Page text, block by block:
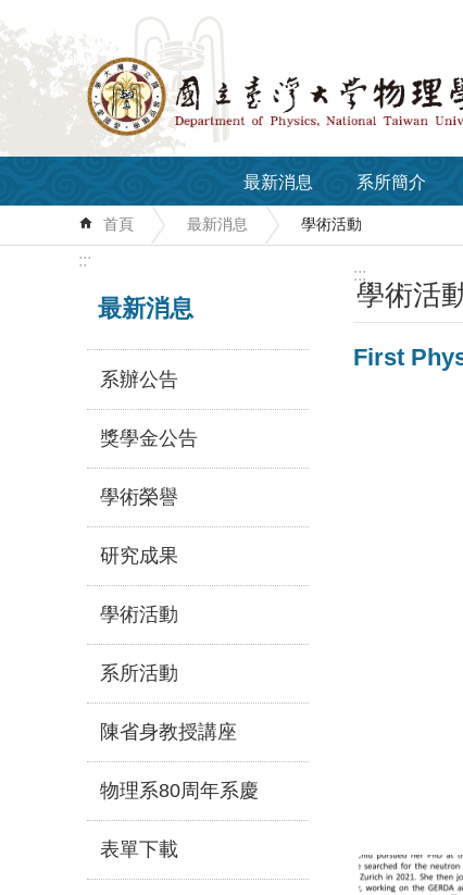
跳到主要內容區塊
最新消息 系所簡介
首頁 最新消息 學術活動
:::
最新消息
系辦公告
獎學金公告
學術榮譽
研究成果
學術活動
系所活動
陳省身教授講座
物理系80周年系慶
表單下載
:::
學術活
First